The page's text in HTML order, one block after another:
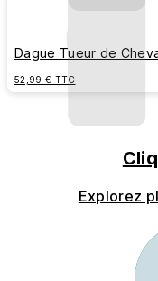
Dague Tueur de
52,99 € TTC
Explorez